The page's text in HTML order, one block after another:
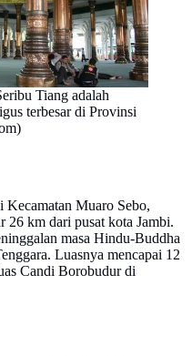
Tiang adalah
terbesar di Provinsi
Kecamatan Muaro Sebo,
26 km dari pusat kota Jambi.
masa Hindu-Buddha
Luasnya mencapai 12
Candi Borobudur di